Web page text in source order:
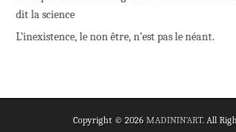
dit la science
L’inexistence, le non être, n’est pas le néant.
Copyright © 2026 MADININ'ART. All